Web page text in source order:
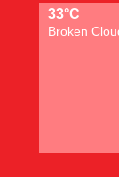
33°C
Broken